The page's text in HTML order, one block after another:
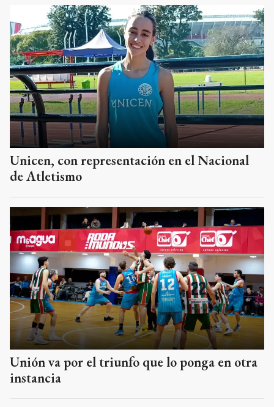
Unicen, con representación en el Nacional
de Atletismo
Unión va por el triunfo que lo ponga en otra
instancia